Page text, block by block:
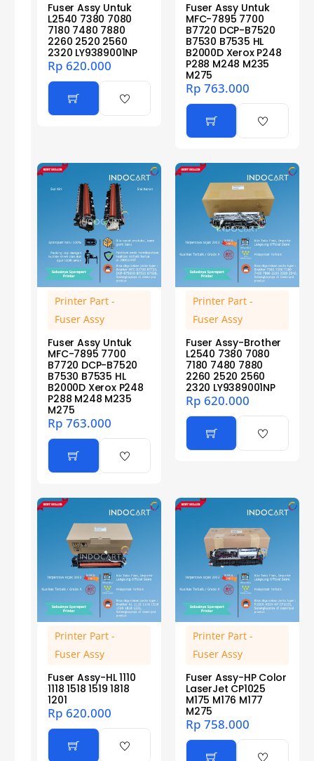
Fuser Assy Untuk
L2540 7380 7080
7180 7480 7880
2260 2520 2560
2320 LY9389001NP
Rp 620.000
Fuser Assy Untuk
MFC-7895 7700
B7720 DCP-B7520
B7530 B7535 HL
B2000D Xerox P248
P288 M248 M235
M275
Rp 763.000
Printer Part -
Fuser Assy
Fuser Assy Untuk
MFC-7895 7700
B7720 DCP-B7520
B7530 B7535 HL
B2000D Xerox P248
P288 M248 M235
M275
Rp 763.000
Printer Part -
Fuser Assy
Fuser Assy-Brother
L2540 7380 7080
7180 7480 7880
2260 2520 2560
2320 LY9389001NP
Rp 620.000
Printer Part -
Fuser Assy
Fuser Assy-HL 1110
1118 1518 1519 1818
1201
Rp 620.000
Printer Part -
Fuser Assy
Fuser Assy-HP Color
LaserJet CP1025
M175 M176 M177
M275
Rp 758.000